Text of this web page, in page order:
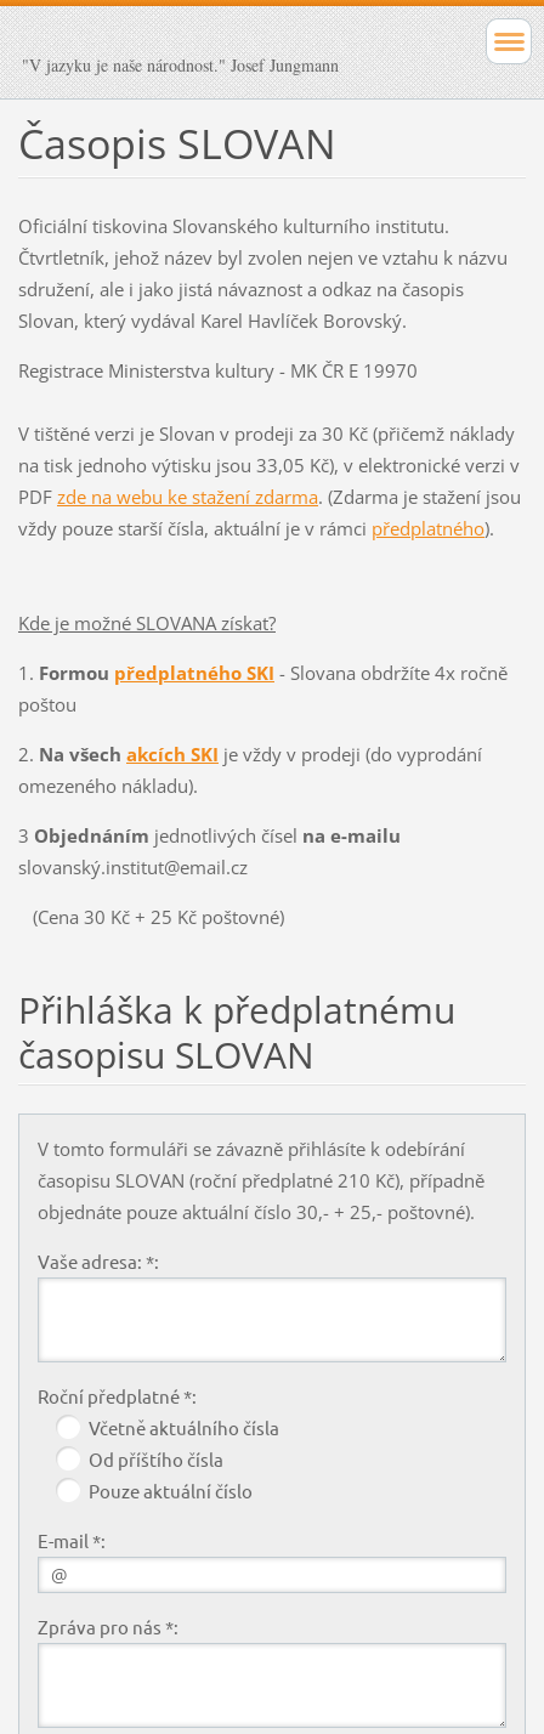
"V jazyku je naše národnost." Josef Jungmann
Časopis SLOVAN
Oficiální tiskovina Slovanského kulturního institutu.
Čtvrtletník, jehož název byl zvolen nejen ve vztahu k názvu
sdružení, ale i jako jistá návaznost a odkaz na časopis
Slovan, který vydával Karel Havlíček Borovský.
Registrace Ministerstva kultury - MK ČR E 19970
V tištěné verzi je Slovan v prodeji za 30 Kč (přičemž náklady
na tisk jednoho výtisku jsou 33,05 Kč), v elektronické verzi v
PDF zde na webu ke stažení zdarma. (Zdarma je stažení jsou
vždy pouze starší čísla, aktuální je v rámci předplatného).
Kde je možné SLOVANA získat?
1. Formou předplatného SKI - Slovana obdržíte 4x ročně
poštou
2. Na všech akcích SKI je vždy v prodeji (do vyprodání
omezeného nákladu).
3 Objednáním jednotlivých čísel na e-mailu
slovanský.institut@email.cz
(Cena 30 Kč + 25 Kč poštovné)
Přihláška k předplatnému
časopisu SLOVAN
V tomto formuláři se závazně přihlásíte k odebírání
časopisu SLOVAN (roční předplatné 210 Kč), případně
objednáte pouze aktuální číslo 30,- + 25,- poštovné).
Vaše adresa: *:
Roční předplatné *:
Včetně aktuálního čísla
Od příštího čísla
Pouze aktuální číslo
E-mail *:
Zpráva pro nás *: